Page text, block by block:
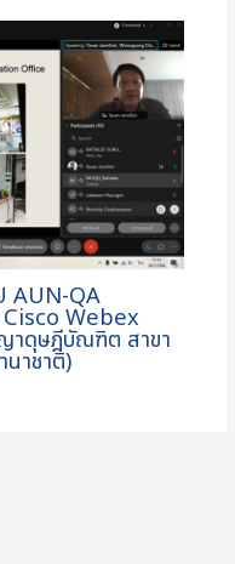
AUN-QA
Webex
าดุษฎีบัณฑิต สาขา
นาชาติ)